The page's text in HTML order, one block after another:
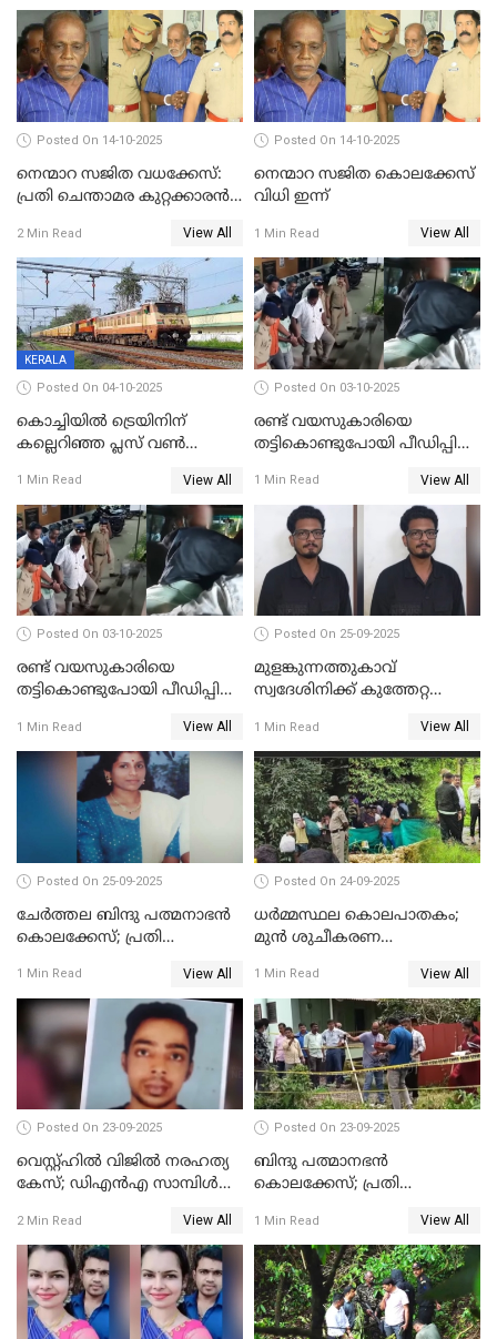
Posted On 14-10-2025
നെന്മാറ സജിത വധക്കേസ്:
പ്രതി ചെന്താമര കുറ്റക്കാരൻ,
നടത്തിയത്
ഇരട്ടക്കൊലപാതകം
2 Min Read View All
Posted On 14-10-2025
നെന്മാറ സജിത കൊലക്കേസ്
വിധി ഇന്ന്
1 Min Read View All
KERALA
Posted On 04-10-2025
കൊച്ചിയില്‍ ട്രെയിനിന്
കല്ലെറിഞ്ഞ പ്ലസ് വൺ
കല്ലേറിൽ അഗ്നിരക്ഷാസേന
ഉദ്യോഗസ്ഥന് പരിക്കേറ്റിരുന്നു
1 Min Read View All
Posted On 03-10-2025
രണ്ട് വയസുകാരിയെ
തട്ടികൊണ്ടുപോയി പീഡിപ്പിച്ച
തടവ്
1 Min Read View All
Posted On 03-10-2025
രണ്ട് വയസുകാരിയെ
തട്ടികൊണ്ടുപോയി പീഡിപ്പിച്ച
1 Min Read View All
Posted On 25-09-2025
മുളങ്കുന്നത്തുകാവ്
സ്വദേശിനിക്ക് കുത്തേറ്റ
ജോസഫ് പിടിയില്‍
1 Min Read View All
Posted On 25-09-2025
ചേർത്തല ബിന്ദു പത്മനാഭൻ
കൊലക്കേസ്; പ്രതി
1 Min Read View All
Posted On 24-09-2025
ധർമ്മസ്ഥല കൊലപാതകം;
മുൻ ശുചീകരണ
രേഖപ്പെടുത്തും
1 Min Read View All
Posted On 23-09-2025
വെസ്റ്റ്ഹിൽ വിജിൽ നരഹത്യ
കേസ്; ഡിഎൻഎ സാമ്പിൾ
2 Min Read View All
Posted On 23-09-2025
ബിന്ദു പത്മാനഭന്‍
കൊലക്കേസ്; പ്രതി
രേഖപ്പെടുത്തി
1 Min Read View All